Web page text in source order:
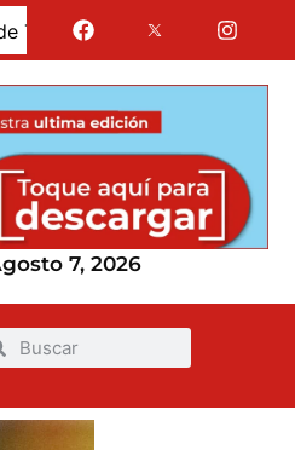
en Riohacha a la
7, 2026